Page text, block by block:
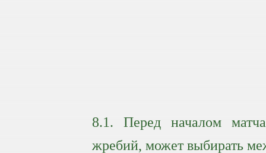
8.1. Перед началом
жребий, может выбирать